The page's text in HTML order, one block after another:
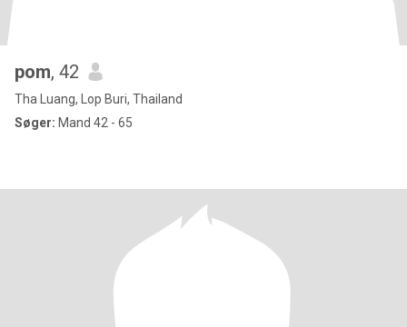
pom, 42
Tha Luang, Lop Buri, Thailand
Søger: Mand 42 - 65